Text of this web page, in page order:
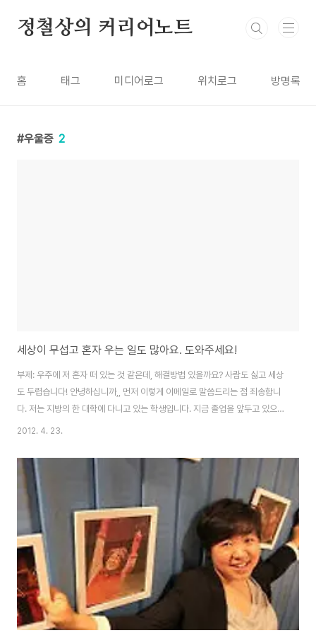
정철상의 커리어노트
홈 태그 미디어로그 위치로그 방명록
우울증 2
세상이 무섭고 혼자 우는 일도 많아요. 도와주세요!
부제: 우주에 저 혼자 떠 있는 것 같은데, 해결방법 있을까요? 사람도 싫고 세상
도 두렵습니다! 안녕하십니까,, 먼저 이렇게 이메일로 말씀드리는 점 죄송합니
다. 저는 지방의 한 대학에 다니고 있는 학생입니다. 지금 졸업을 앞두고 있으며
대학원을 진학하기 위해 준비 중입니다. 저는 며칠 전 선생님의 "심리학이 청춘
게 스트레스를 주는 듯하여 심리가 불안정했습니다. 허나 선생님의 책을 접하
게 되면서 한 capter 마다 저의 이야기 같아 너무나 공감하고 또 많은 것을 배
웠습니다. 그러나 아직까지 저는 제가 무엇을 어떻게 효율적으로 바꾸는 게 좋
을 것이고,, 어떻게 해야 좋을지 막막하여 이렇게 이메일을 쓰게 되었습니다. 저
는 사람들 시..
2012. 4. 23.